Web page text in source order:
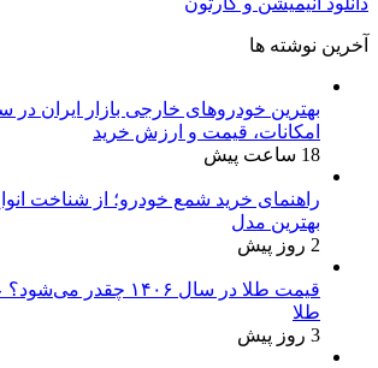
آخرین نوشته ها
امکانات، قیمت و ارزش خرید
18 ساعت پیش
راهنمای خرید شمع خودرو؛ از شناخت
بهترین مدل
2 روز پیش
قیمت طلا در سال ۱۴۰۶
طلا
3 روز پیش